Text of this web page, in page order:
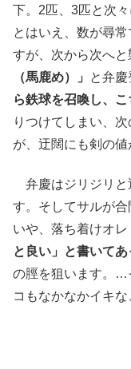
下。2匹、3匹と次
とはいえ、数が尋
すが、次から次へ
（馬鹿め）」
と弁慶
ら鉄球を召喚し、こ
りつけてしまい、
が、迂闊にも剣の値
弁慶はジリジリと
す。そしてサルが
いや、落ち着けオレ
と良い」と書いてあ
の脛を狙います。…
コもなかなかイキな